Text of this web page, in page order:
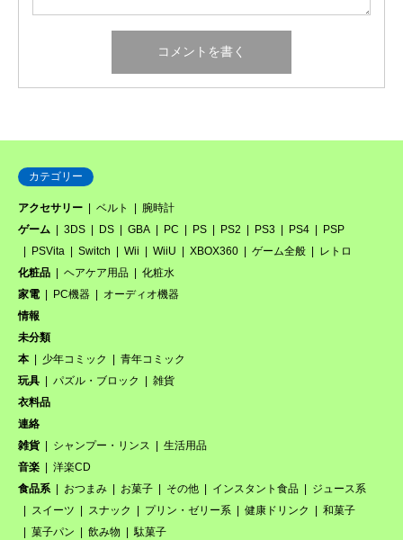
カテゴリー
アクセサリー ベルト
腕時計
ゲーム
3DS DS GBA PC PS PS2 PS3 PS4
PSP
PSVita
Switch Wii WiiU XBOX360 ゲーム全般
レトロ
化粧品
ヘアケア用品
化粧水
家電
PC機器
オーディオ機器
情報
未分類
本
少年コミック
青年コミック
玩具
パズル・ブロック
雑貨
衣料品
連絡
雑貨
シャンプー・リンス
生活用品
音楽
洋楽CD
食品系
おつまみ お菓子 その他 インスタント食品
ジュース系
スイーツ
スナック プリン・ゼリー系 健康ドリンク
和菓子
菓子パン
飲み物 駄菓子